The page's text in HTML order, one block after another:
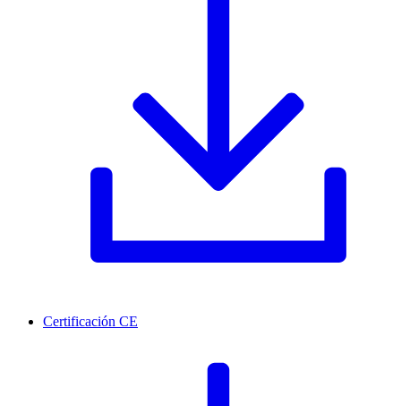
Certificación CE